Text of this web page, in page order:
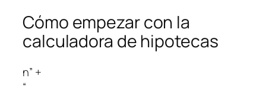
Cómo empezar con la
calculadora de hipotecas
n” +
“